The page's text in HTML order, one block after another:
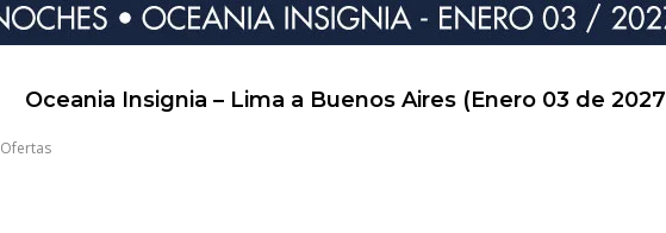
Oceania Insignia – Lima a Buenos Aires (Enero 03 de
Ofertas